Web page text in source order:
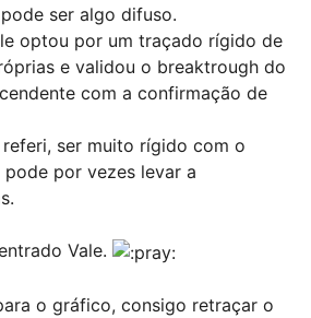
ser algo difuso.
optou por um traçado rígido de
e validou o breaktrough do
com a confirmação de
ser muito rígido com o
por vezes levar a
Vale.
o gráfico, consigo retraçar o